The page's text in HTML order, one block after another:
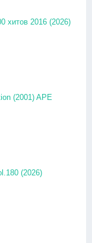
хитов 2016 (2026)
(2001) APE
(2026)